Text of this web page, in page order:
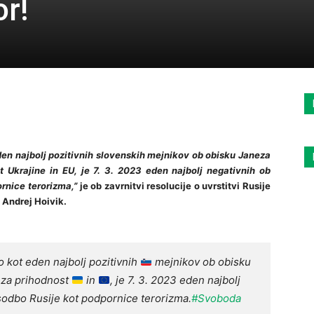
najbolj pozitivnih slovenskih mejnikov ob obisku Janeza
Ukrajine in EU, je 7. 3. 2023 eden najbolj negativnih ob
terorizma,”je ob zavrnitvi resolucije o uvrstitvi Rusije
Andrej Hoivik.
kot eden najbolj pozitivnih
mejnikov ob obisku
prihodnost
in
, je 7. 3. 2023 eden najbolj
Rusije kot podpornice terorizma.#Svoboda